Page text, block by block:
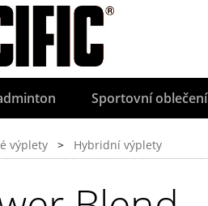
Sportovní oblečení
výplety > Hybridní výplety